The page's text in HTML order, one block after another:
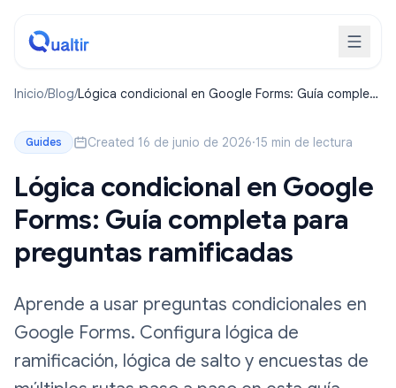
Inicio/Blog/Lógica condicional en Google Forms: Guía completa
Guides Created 16 de junio de 2026·15 min de lectura
Lógica condicional en Google
Forms: Guía completa para
preguntas ramificadas
Aprende a usar preguntas condicionales en
Google Forms. Configura lógica de
ramificación, lógica de salto y encuestas de